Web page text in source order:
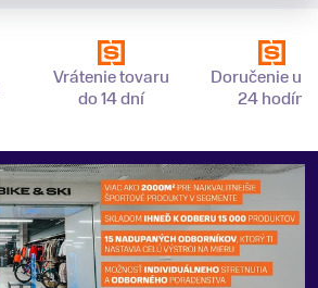
Vrátenie tovaru
do 14 dní
Doručenie už
24 hodín